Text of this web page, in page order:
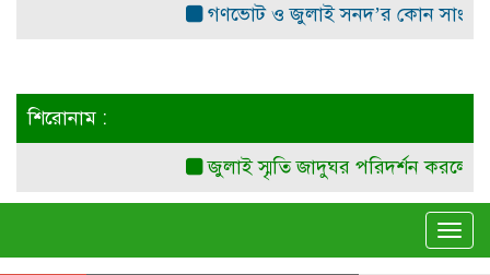
গণভোট ও জুলাই সনদ’র কোন সাংবিধানিক
শিরোনাম :
জুলাই স্মৃতি জাদুঘর পরিদর্শন করলেন